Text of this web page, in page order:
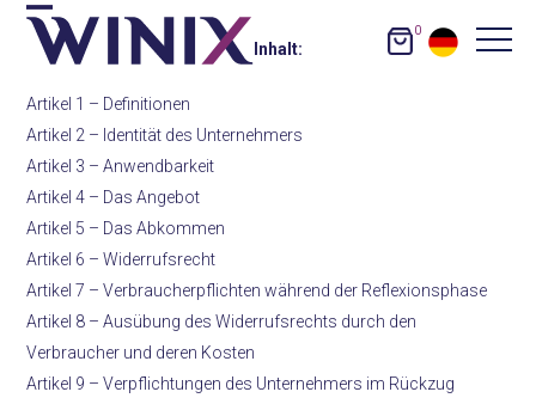
Skip
Open
menu
Close
menu
Inhalt:
Artikel 1 – Definitionen
Artikel 2 – Identität des Unternehmers
Artikel 3 – Anwendbarkeit
Artikel 4 – Das Angebot
Artikel 5 – Das Abkommen
Artikel 6 – Widerrufsrecht
Artikel 7 – Verbraucherpflichten während der Reflexionsphase
Artikel 8 – Ausübung des Widerrufsrechts durch den
Verbraucher und deren Kosten
Artikel 9 – Verpflichtungen des Unternehmers im Rückzug
0